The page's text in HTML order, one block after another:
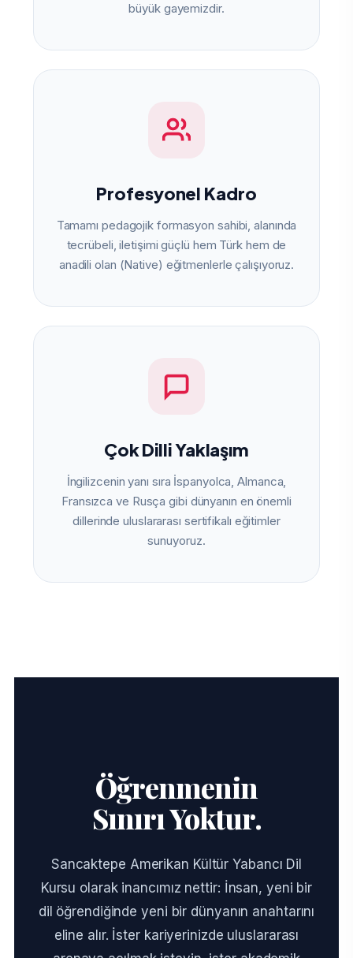
büyük gayemizdir.
Profesyonel Kadro
Tamamı pedagojik formasyon sahibi, alanında
tecrübeli, iletişimi güçlü hem Türk hem de
anadili olan (Native) eğitmenlerle çalışıyoruz.
Çok Dilli Yaklaşım
İngilizcenin yanı sıra İspanyolca, Almanca,
Fransızca ve Rusça gibi dünyanın en önemli
dillerinde uluslararası sertifikalı eğitimler
sunuyoruz.
Öğrenmenin
Sınırı Yoktur.
Sancaktepe Amerikan Kültür Yabancı Dil
Kursu olarak inancımız nettir: İnsan, yeni bir
dil öğrendiğinde yeni bir dünyanın anahtarını
eline alır. İster kariyerinizde uluslararası